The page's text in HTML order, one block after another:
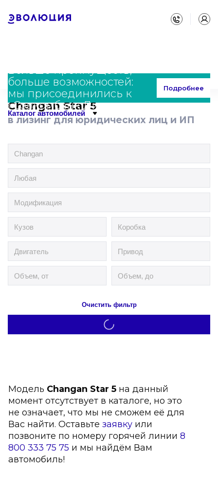
Больше преимуществ,
больше возможностей:
мы присоединились к
«Совкомбанк Лизинг»
Подробнее
Каталог автомобилей
Главная Каталог Changan
Changan Star 5
в лизинг для юридических лиц и ИП
Очистить фильтр
Модель Changan Star 5 на данный
момент отсутствует в каталоге, но это
не означает, что мы не сможем её для
Вас найти. Оставьте заявку или
позвоните по номеру горячей линии 8
800 333 75 75 и мы найдём Вам
автомобиль!